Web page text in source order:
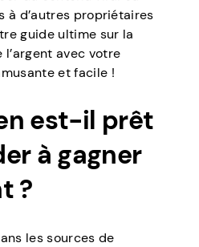
à d’autres propriétaires
guide ultime sur la
avec votre
et facile !
est-il prêt
à gagner
?
les sources de